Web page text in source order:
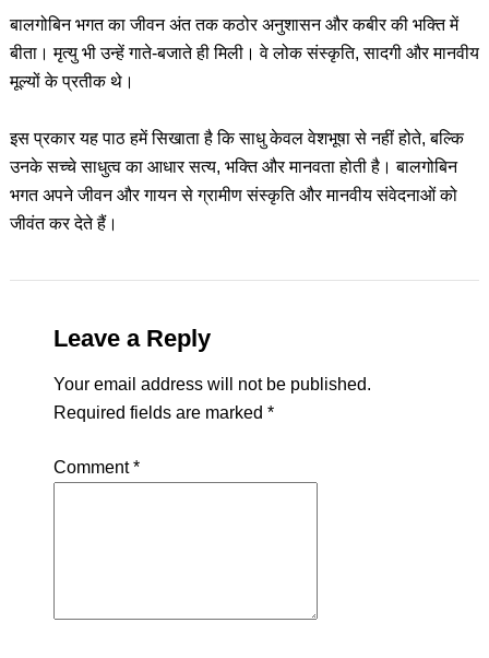
बालगोबिन भगत का जीवन अंत तक कठोर अनुशासन और कबीर की भक्ति में
बीता। मृत्यु भी उन्हें गाते-बजाते ही मिली। वे लोक संस्कृति, सादगी और मानवीय
मूल्यों के प्रतीक थे।
इस प्रकार यह पाठ हमें सिखाता है कि साधु केवल वेशभूषा से नहीं होते, बल्कि
उनके सच्चे साधुत्व का आधार सत्य, भक्ति और मानवता होती है। बालगोबिन
भगत अपने जीवन और गायन से ग्रामीण संस्कृति और मानवीय संवेदनाओं को
जीवंत कर देते हैं।
Leave a Reply
Your email address will not be published.
Required fields are marked *
Comment*